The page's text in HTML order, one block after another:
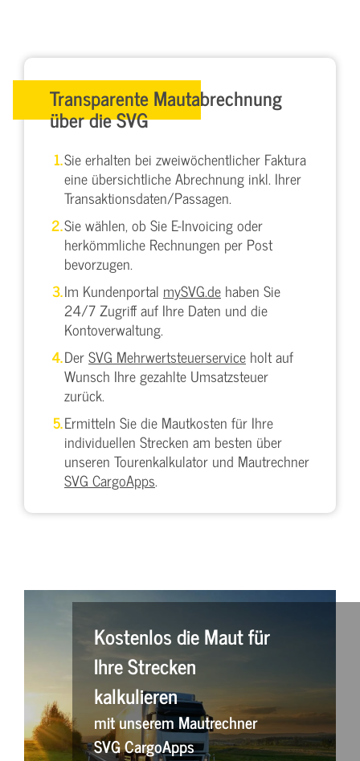
Transparente Mautabrechnung
über die SVG
Sie erhalten bei zweiwöchentlicher Faktura
eine übersichtliche Abrechnung inkl. Ihrer
Transaktionsdaten/Passagen.
Sie wählen, ob Sie E-Invoicing oder
herkömmliche Rechnungen per Post
bevorzugen.
Im Kundenportal mySVG.de haben Sie
24/7 Zugriff auf Ihre Daten und die
Kontoverwaltung.
DerSVG Mehrwertsteuerservice holt auf
Wunsch Ihre gezahlte Umsatzsteuer
zurück.
Ermitteln Sie die Mautkosten für Ihre
individuellen Strecken am besten über
unseren Tourenkalkulator und Mautrechner
SVG CargoApps.
Kostenlos die Maut für
Ihre Strecken
kalkulieren
mit unserem Mautrechner
SVG CargoApps